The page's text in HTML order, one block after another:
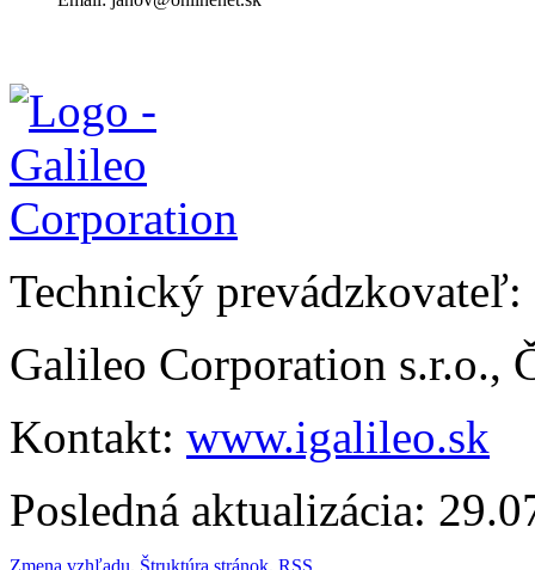
Technický prevádzkovateľ:
Galileo Corporation s.r.o.,
Kontakt: www.igalileo.sk
Posledná aktualizácia:
Zmena vzhľadu, Štruktúra stránok, RSS